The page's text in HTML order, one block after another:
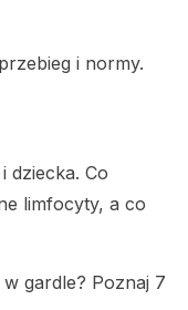
i normy.
dziecka. Co
limfocyty, a co
gardle? Poznaj 7